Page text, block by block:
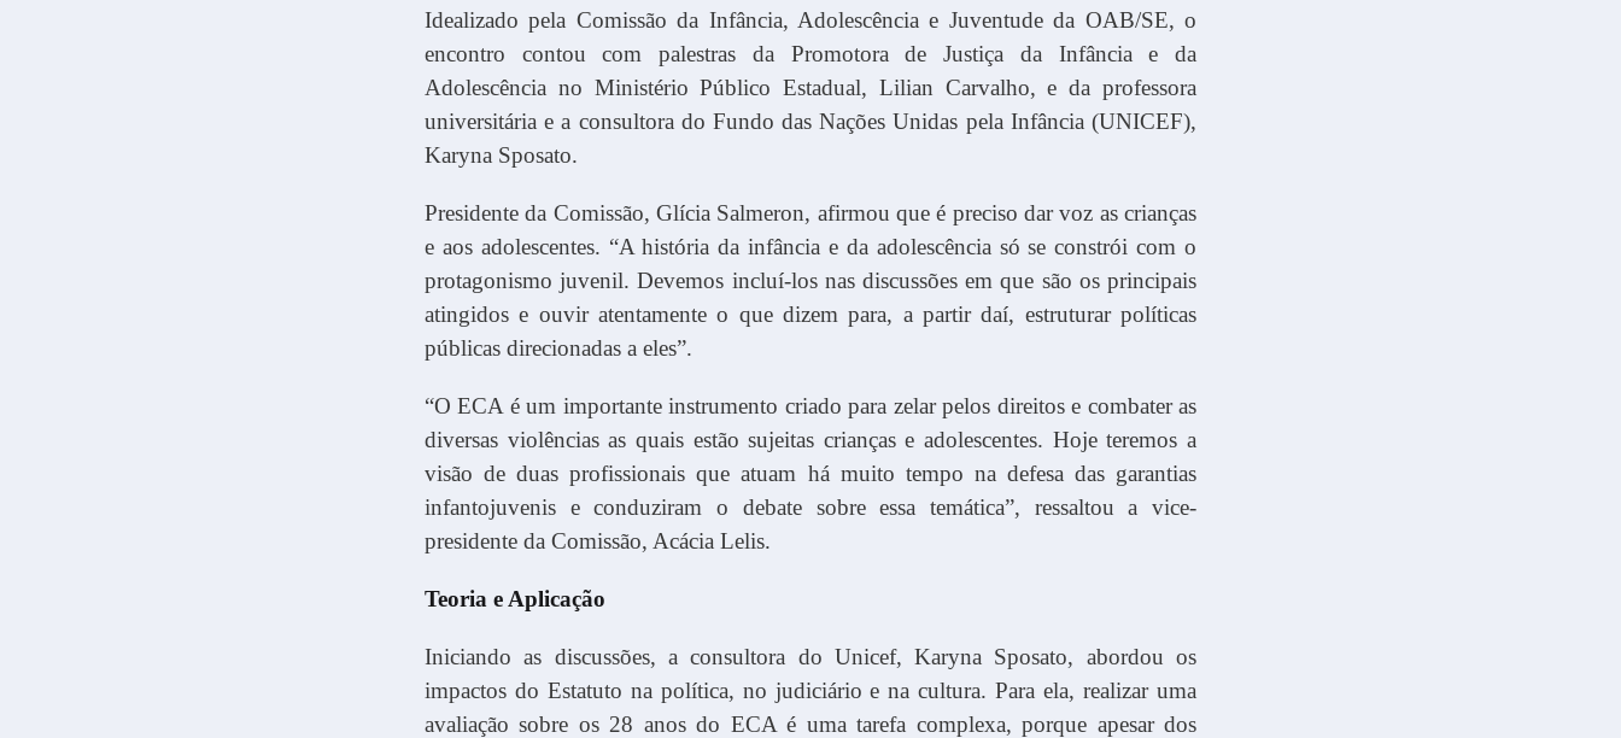
Idealizado pela Comissão da Infância, Adolescência e Juventude da OAB/SE, o
encontro contou com palestras da Promotora de Justiça da Infância e da
Adolescência no Ministério Público Estadual, Lilian Carvalho, e da professora
universitária e a consultora do Fundo das Nações Unidas pela Infância (UNICEF),
Karyna Sposato.
Presidente da Comissão, Glícia Salmeron, afirmou que é preciso dar voz as crianças
e aos adolescentes. “A história da infância e da adolescência só se constrói com o
protagonismo juvenil. Devemos incluí-los nas discussões em que são os principais
atingidos e ouvir atentamente o que dizem para, a partir daí, estruturar políticas
públicas direcionadas a eles”.
“O ECA é um importante instrumento criado para zelar pelos direitos e combater as
diversas violências as quais estão sujeitas crianças e adolescentes. Hoje teremos a
visão de duas profissionais que atuam há muito tempo na defesa das garantias
infantojuvenis e conduziram o debate sobre essa temática”, ressaltou a vice-
presidente da Comissão, Acácia Lelis.
Teoria e Aplicação
Iniciando as discussões, a consultora do Unicef, Karyna Sposato, abordou os
impactos do Estatuto na política, no judiciário e na cultura. Para ela, realizar uma
avaliação sobre os 28 anos do ECA é uma tarefa complexa, porque apesar dos